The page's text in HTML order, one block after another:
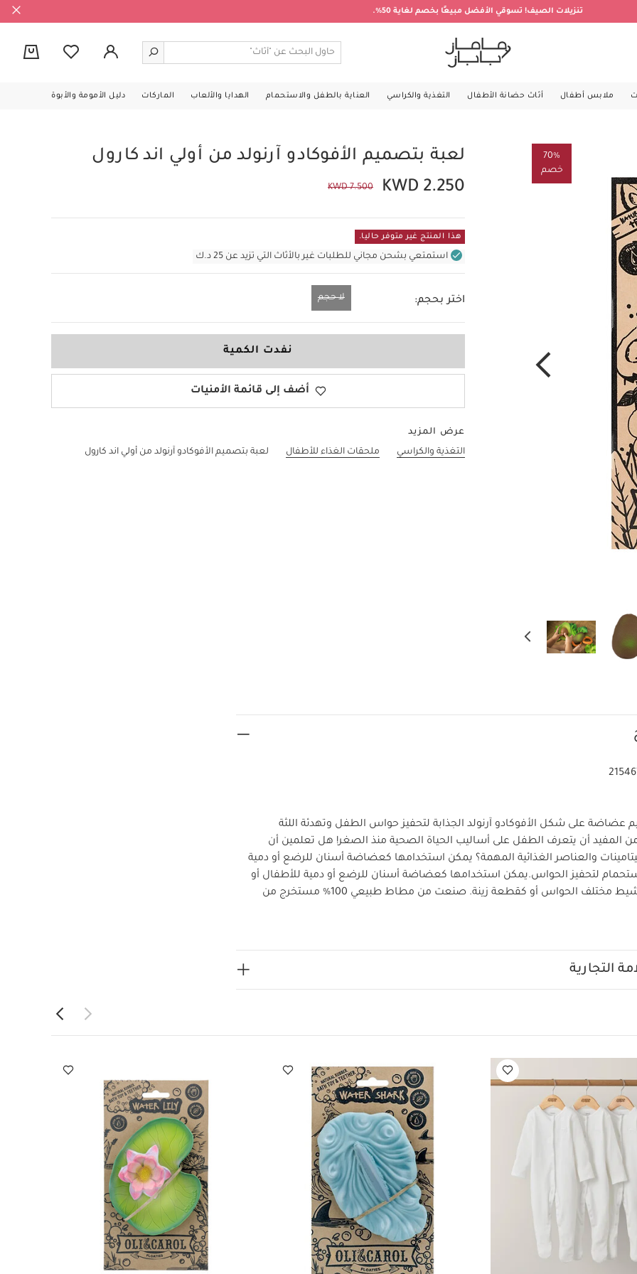
تنزيلات الصيف! تسوقي الأفضل مبيعًا بخصم لغاية 50%.
ملابس أطفال أثاث حضانة الأطفال التغذية والكراسي العناية بالطفل والاستحمام الهدايا والألعاب الماركات دليل الأمومة والأبوة
70%
خصم
لعبة بتصميم الأفوكادو آرنولد من أولي اند كارول
KWD 2.250
KWD 7.500
هذا المنتج غير متوفر حاليا.
استمتعي بشحن مجاني للطلبات غير بالأثاث التي تزيد عن 25 د.ك
اختر بحجم: لا حجم
نفدت الكمية
أضف إلى قائمة الأمنيات
عرض المزيد
التغذية والكراسي
ملحقات الغذاء للأطفال لعبة بتصميم الأفوكادو آرنولد من أولي اند كارول
عضاضة على شكل الأفوكادو آرنولد الجذابة لتحفيز حواس الطفل وتهدئة اللثة
المفيد أن يتعرف الطفل على أساليب الحياة الصحية منذ الصغر! هل تعلمين أن
والعناصر الغذائية المهمة؟ يمكن استخدامها كعضاضة أسنان للرضع أو دمية
لتحفيز الحواس.يمكن استخدامها كعضاضة أسنان للرضع أو دمية للأطفال أو
لعبة استحمام لتنشيط مختلف الحواس أو كقطعة زينة. صنعت من مطاط طبيعي 100‏%‏ مستخرج من
بداخلها، وتأتي كل قطعة مصممة يدويًا بأصباغ طبيعية على حدة حتى لا تشبه أي
حواس الطفل وتهدئة اللثة الملتهبة
تعليمات السلامة وتحذيرات:امسحي اللعبة بالماء والصابون وقطعة
قماش مبللة للتنظيف. لا تعقميها أو تضعيها في الثلاجة. يجب تخزين اللعبة في مكان جاف. قد يتكون
العفن عند تركها في مكان مبلل أو رطب مثل أي منتج طبيعي. يفضل تركها لتجف في الهواء بعد الاستخدام.
قد يتغير لونها عند تركها تحت ضوء الشمس أو الضوء الصناعي المباشر لفترات طويلة. تأتي كل لعبة
مصممة يدويًا لذا فإن الاختلافات الصغيرة هي التي تمنح كل قطعة مظهر فريد.
يمكن أن تؤثر درجات الحرارة المختلفة في شكل وحجم المنتج. يرجى إزالة العبوة والشارات قبل تقديم العبة
أيضاً: طقم ألبسة قطعة واحدة بأكمام قصيرة قماش عضوي بلون أبيض - 5 قطع
أبيض - 3 قطع
لعبة بتصميم سمكة قرش من أولي اند كارول
لعبة بتصميم زهرة زنبق الماء من
صيفي لمقعد سيارة أنوريس تي آي سايز من سايبكس - رمادي
التجارية